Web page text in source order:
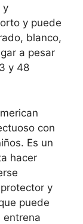
y
y puede
blanco,
a pesar
y 48
con
Es un
hacer
y
puede
entrena